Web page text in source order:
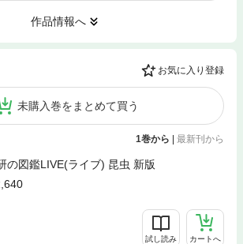
作品情報へ
お気に入り登録
未購入巻をまとめて買う
1巻から 最新刊から
の図鑑LIVE(ライブ) 昆虫 新版
試し読み カートへ